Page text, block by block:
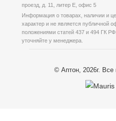
проезд, д. 11, литер Е, офис 5
Информация о товарах, наличии и
характер и не является публичной
положениями статей 437 и 494 ГК
уточняйте у менеджера.
© Аптон, 2026г.